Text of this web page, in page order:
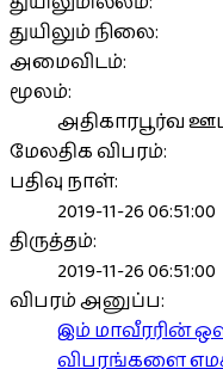
துயிலும் நிலை:
அமைவிடம்:
மூலம்:
அதிகாரபூர்வ
மேலதிக விபரம்:
பதிவு நாள்:
2019-11-26 06:51:00
திருத்தம்:
2019-11-26 06:51:00
விபரம் அனுப்ப:
இம் மாவீரரின்
விபரங்களை